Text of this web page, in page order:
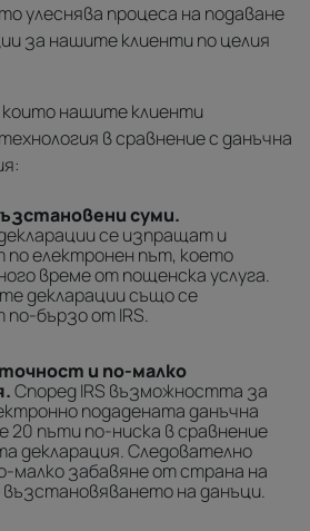
улеснява процеса на подаване
за нашите клиенти по целия
нашите клиенти
в сравнение с данъчна
суми.
се изпращат и
електронен път, което
време от пощенска услуга.
декларации също се
бързо от IRS.
и по-малко
Според IRS възможността за
подадената данъчна
20 пъти по-ниска в сравнение
декларация. Следователно
малко забавяне от страна на
възстановяването на данъци.